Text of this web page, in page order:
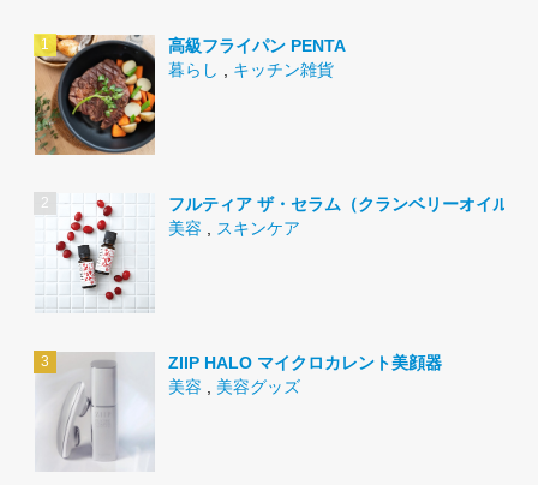
高級フライパン PENTA
暮らし
キッチン雑貨
フルティア ザ・セラム（クランベリーオイル）
美容
スキンケア
ZIIP HALO マイクロカレント美顔器
美容
美容グッズ